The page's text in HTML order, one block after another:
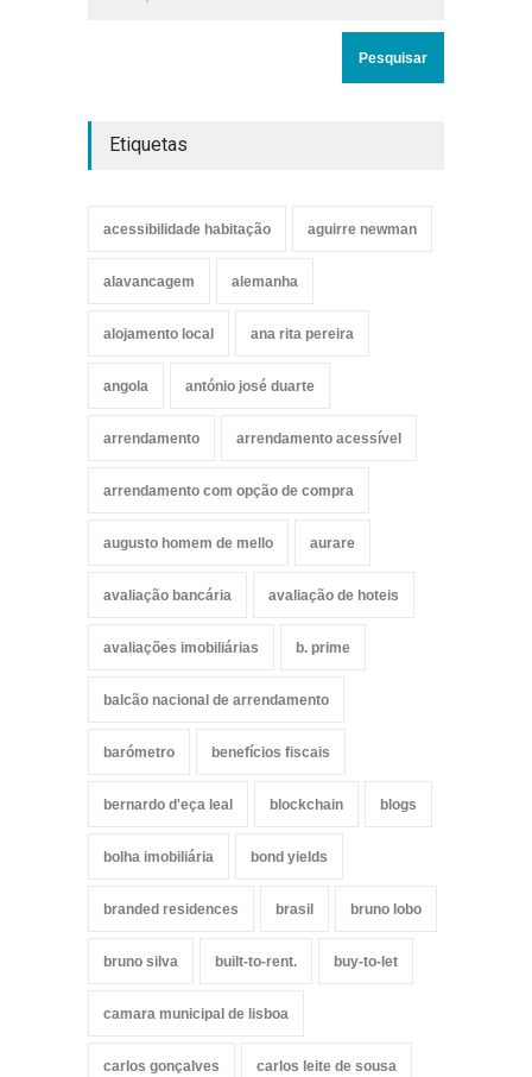
Etiquetas
acessibilidade habitação aguirre newman
alavancagem alemanha
alojamento local ana rita pereira
angola antónio josé duarte
arrendamento arrendamento acessível
arrendamento com opção de compra
augusto homem de mello aurare
avaliação bancária avaliação de hoteis
avaliações imobiliárias b. prime
balcão nacional de arrendamento
barómetro benefícios fiscais
bernardo d'eça leal blockchain blogs
bolha imobiliária bond yields
branded residences brasil bruno lobo
bruno silva built-to-rent. buy-to-let
camara municipal de lisboa
carlos gonçalves carlos leite de sousa